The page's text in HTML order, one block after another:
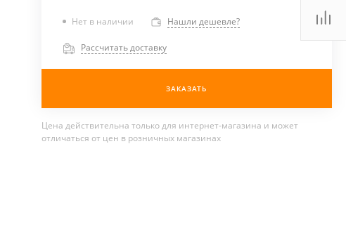
Нет в наличии Нашли дешевле?
Рассчитать доставку
ЗАКАЗАТЬ
Цена действительна только для интернет-магазина и может
отличаться от цен в розничных магазинах